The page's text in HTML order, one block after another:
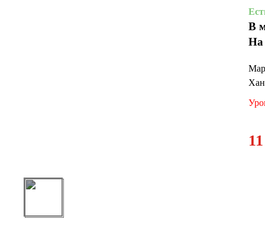
В
На